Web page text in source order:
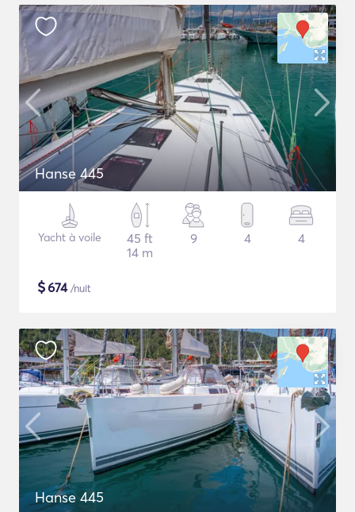
Hanse 445
Yacht à voile
45 ft
14 m
9 4 4
$674/nuit
Hanse 445